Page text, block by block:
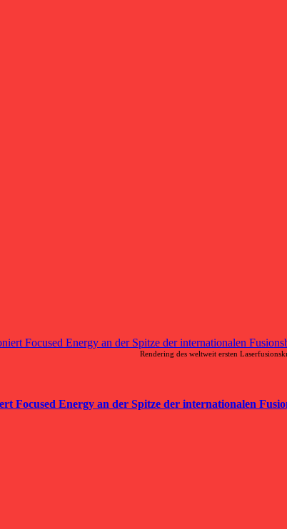
Rendering des weltweit ersten
Focused Energy an der Spitze der internationalen